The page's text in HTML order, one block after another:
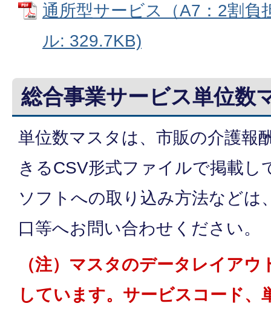
通所型サービス（A7：2割負
ル: 329.7KB)
総合事業サービス単位数
単位数マスタは、市販の介護報
きるCSV形式ファイルで掲載し
ソフトへの取り込み方法などは
口等へお問い合わせください。
（注）マスタのデータレイア
しています。サービスコード、